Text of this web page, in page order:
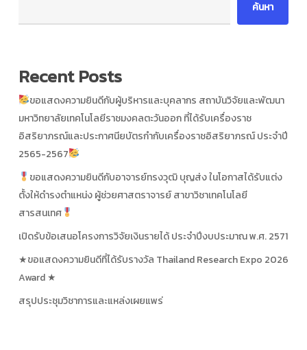
ค้นหา
Recent Posts
ขอแสดงความยินดีกับผู้บริหารและบุคลากร สถาบันวิจัยและพัฒนา
มหาวิทยาลัยเทคโนโลยีราชมงคลตะวันออก ที่ได้รับเครื่องราช
อิสริยาภรณ์และประกาศนียบัตรกำกับเครื่องราชอิสริยาภรณ์ ประจำปี
2565-2567
ขอแสดงความยินดีกับอาจารย์ทรงวุฒิ บุญส่ง ในโอกาสได้รับแต่ง
ตั้งให้ดำรงตำแหน่ง ผู้ช่วยศาสตราจารย์ สาขาวิชาเทคโนโลยี
สารสนเทศ
เปิดรับข้อเสนอโครงการวิจัยเงินรายได้ ประจำปีงบประมาณ พ.ศ. 2571
★ขอแสดงความยินดีที่ได้รับรางวัล Thailand Research Expo 2026
Award ★
สรุปประชุมวิชาการและแหล่งเผยแพร่